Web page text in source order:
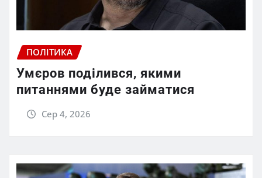
ПОЛІТИКА
Умєров поділився, якими
питаннями буде займатися
Сер 4, 2026